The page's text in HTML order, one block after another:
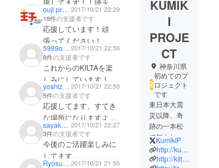
援してます！！埼玉に
できる日を楽しみにし
てますね(^^)
ouji project 2017/10/21 23:29
18件の支援者です
応援しています！頑
張ってください！
5989orange 2017/10/21 22:56
8件の支援者です
これからのKILTAを楽
しみにしています！
yoshizawamoe 2017/10/21 22:50
5件の支援者です
応援してます。すてき
な場所になりますよう
に。これからが楽しみ
です！
sayakamasu 2017/10/21 22:27
3件の支援者です
今後のご活躍楽しみに
してます。
Ryosuke Omi 2017/10/21 21:50
KUMIK
I
PROJE
CT
神奈川県
初めてのプ
ロジェクト
です
東日本大震
災以降、奇
跡の一本松
で知られる
岩手県陸前
高田市でス
KumikiP
http://kumiki.in
http://kilta.jp